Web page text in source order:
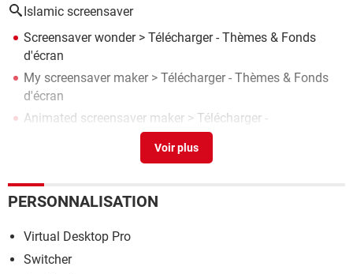
Islamic screensaver
Screensaver wonder> Télécharger - Thèmes & Fonds
d'écran
My screensaver maker> Télécharger - Thèmes & Fonds
d'écran
Animated screensaver maker > Télécharger -
> Télécharger - Histoire & Religion
3d screensaver
PERSONNALISATION
Virtual Desktop Pro
Switcher